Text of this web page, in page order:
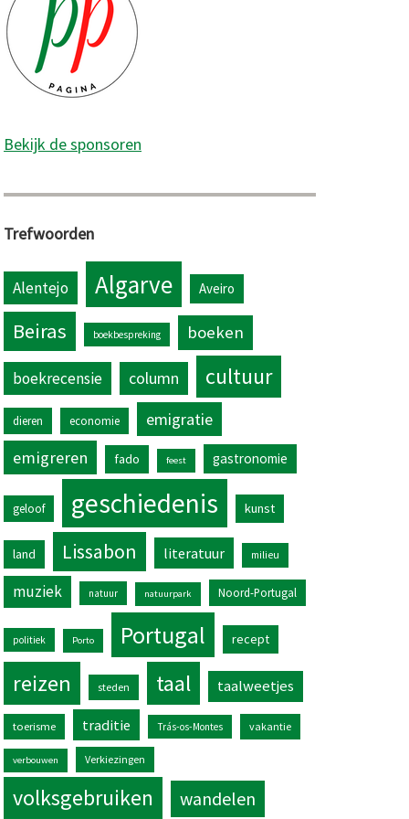
Bekijk de sponsoren
Trefwoorden
Alentejo Algarve Aveiro
Beiras boekbespreking boeken
boekrecensie column cultuur
dieren economie
emigratie
emigreren
fado feest gastronomie
geloof geschiedenis kunst
land Lissabon literatuur milieu
muziek natuur natuurpark Noord-Portugal
politiek Porto Portugal recept
reizen steden taal taalweetjes
toerisme traditie Trás-os-Montes vakantie
verbouwen Verkiezingen
volksgebruiken wandelen